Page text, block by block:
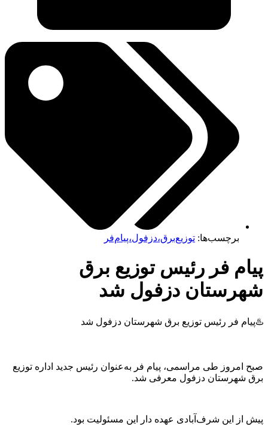
برچسب‌ها:توزیع‌برق،دزفول،پیام‌فر
فر رئیس توزیع برق
دزفول شد
فر رئیس توزیع برق شهرستان دزفول شد
امروز طی مراسمی، پیام فر به‌عنوان رئیس جدید اداره توزیع
شهرستان دزفول معرفی شد.
از این شرف‌آبادی عهده دار این مسئولیت بود.